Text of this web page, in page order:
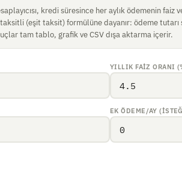
kredi süresince her aylık ödemenin faiz
(eşit taksit) formülüne dayanır: ödeme tutarı
tam tablo, grafik ve CSV dışa aktarma içerir.
YILLIK FAIZ ORANI
EK ÖDEME/AY